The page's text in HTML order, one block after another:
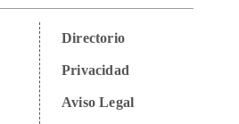
Directorio
Privacidad
Aviso Legal